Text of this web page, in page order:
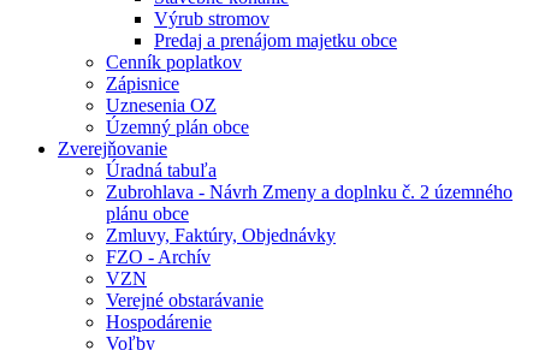
Výrub stromov
Predaj a prenájom majetku obce
Cenník poplatkov
Zápisnice
Uznesenia OZ
Územný plán obce
Zverejňovanie
Úradná tabuľa
Zubrohlava - Návrh Zmeny a doplnku č. 2 územného
plánu obce
Zmluvy, Faktúry, Objednávky
FZO - Archív
VZN
Verejné obstarávanie
Hospodárenie
Voľby